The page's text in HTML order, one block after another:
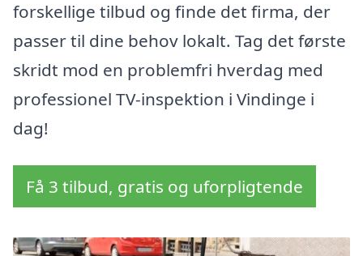
forskellige tilbud og finde det firma, der
passer til dine behov lokalt. Tag det første
skridt mod en problemfri hverdag med
professionel TV-inspektion i Vindinge i
dag!
Få 3 tilbud, gratis og uforpligtende